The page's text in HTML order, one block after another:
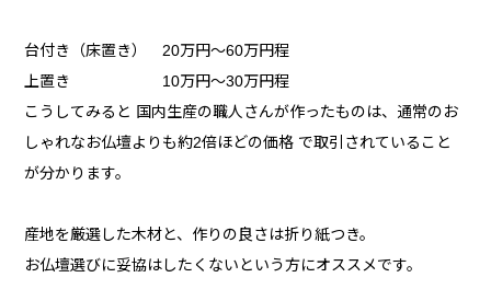
台付き（床置き） 20万円〜60万円程
上置き 10万円〜30万円程
こうしてみると 国内生産の職人さんが作ったものは、通常のお
しゃれなお仏壇よりも約2倍ほどの価格 で取引されていること
が分かります。
産地を厳選した木材と、作りの良さは折り紙つき。
お仏壇選びに妥協はしたくないという方にオススメです。